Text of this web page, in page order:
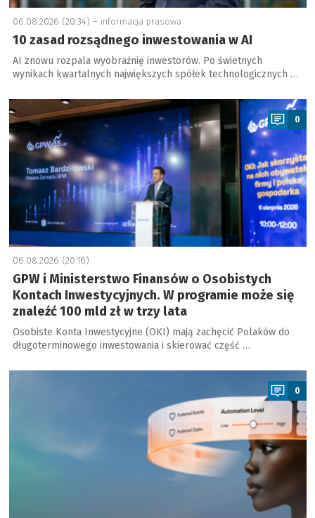
06.08.2026 (20:34) – informacja prasowa
10 zasad rozsądnego inwestowania w AI
AI znowu rozpala wyobraźnię inwestorów. Po świetnych
wynikach kwartalnych największych spółek technologicznych …
a
0
06.08.2026 (20:16)
GPW i Ministerstwo Finansów o Osobistych
Kontach Inwestycyjnych. W programie może się
znaleźć 100 mld zł w trzy lata
Osobiste Konta Inwestycyjne (OKI) mają zachęcić Polaków do
długoterminowego inwestowania i skierować część …
a
0